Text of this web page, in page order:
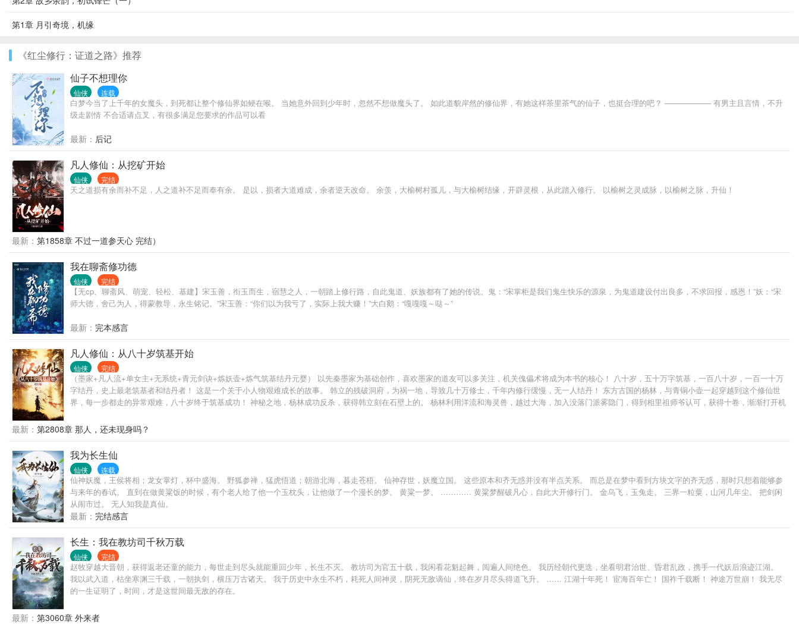
第1章 月引奇境，机缘
《红尘修行：证道之路》推荐
仙子不想理你
仙侠 连载
白梦今当了上千年的女魔头，到死都让整个修仙界如鲠在喉。 当她意外回到少年时，忽然不想做魔头了。 如此道貌岸然的修仙界，有她这样茶里茶气的仙子，也挺合理的吧？ —————— 有男主且言情，不升
级走剧情 不合适请点叉，有很多满足您要求的作品可以看
最新： 后记
凡人修仙：从挖矿开始
仙侠 完结
天之道损有余而补不足，人之道补不足而奉有余。 是以，损者大道难成，余者逆天改命。 余羡，大榆树村孤儿，与大榆树结缘，开辟灵根，从此踏入修行。 以榆树之灵成脉，以榆树之脉，升仙！
最新： 第1858章 不过一道参天心 完结）
我在聊斋修功德
仙侠 完结
【无cp、聊斋风、萌宠、轻松、基建】宋玉善，衔玉而生，宿慧之人，一朝踏上修行路，自此鬼道、妖族都有了她的传说。鬼：“宋掌柜是我们鬼生快乐的源泉，为鬼道建设付出良多，不求回报，感恩！”妖：“宋
师大德，舍己为人，得蒙教导，永生铭记。”宋玉善：“你们以为我亏了，实际上我大赚！”大白鹅：“嘎嘎嘎～哒～”
最新： 完本感言
凡人修仙：从八十岁筑基开始
仙侠 完结
（墨家+凡人流+单女主+无系统+青元剑诀+炼妖壶+炼气筑基结丹元婴） 以先秦墨家为基础创作，喜欢墨家的道友可以多关注，机关傀儡术将成为本书的核心！ 八十岁，五十万字筑基，一百八十岁，一百一十万
字结丹，史上最老筑基者和结丹者！ 这是一个关于小人物艰难成长的故事。 韩立的残破洞府，为祸一地，导致几十万修士，千年内修行缓慢，无一人结丹！ 东方古国的杨林，与青铜小壶一起穿越到这个修仙世
界，每一步都走的异常艰难，八十岁终于筑基成功！ 神秘之地，杨林成功反杀，获得韩立刻在石壁上的。 杨林利用洋流和海灵兽，越过大海，加入没落门派雾隐门，得到相里祖师爷认可，获得十卷，渐渐打开机
最新： 第2808章 那人，还未现身吗？
我为长生仙
仙侠 连载
仙神妖魔，王侯将相；龙女掌灯，杯中盛海。 野狐参禅，猛虎悟道；朝游北海，暮走苍梧。 仙神存世，妖魔立国。 这些原本和齐无惑并没有半点关系。 而总是在梦中看到方块文字的齐无惑，那时只想着能够参
与来年的春试。 直到在做黄粱饭的时候，有个老人给了他一个玉枕头，让他做了一个漫长的梦。 黄粱一梦。 ………… 黄粱梦醒破凡心，自此大开修行门。 金乌飞，玉兔走。 三界一粒粟，山河几年尘。 把剑闲
从闹市过。 无人知我是真仙。
最新： 完结感言
长生：我在教坊司千秋万载
仙侠 完结
赵牧穿越大晋朝，获得返老还童的能力，每世走到尽头就能重回少年，长生不灭。 教坊司为官五十载，我闲看花魁起舞，阅遍人间绝色。 我历经朝代更迭，坐看明君治世、昏君乱政，携手一代妖后浪迹江湖。
我以武入道，枯坐寒渊三千载，一朝执剑，横压万古诸天。 我于历史中永生不朽，耗死人间神灵，阴死无敌谪仙，终在岁月尽头得道飞升。 …… 江湖十年死！ 宦海百年亡！ 国祚千载断！ 神途万世崩！ 我无尽
的一生证明了，时间，才是这世间最无敌的存在。
最新： 第3060章 外来者